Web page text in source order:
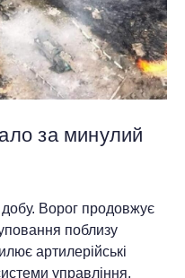
за минулий
добу. Ворог продовжує
поблизу
артилерійські
управління,